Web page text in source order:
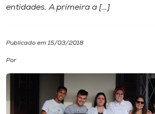
I.nova
Diplomados
Cultura
CPA
entidades. A primeira a […]
Publicado em 15/03/2018
Por